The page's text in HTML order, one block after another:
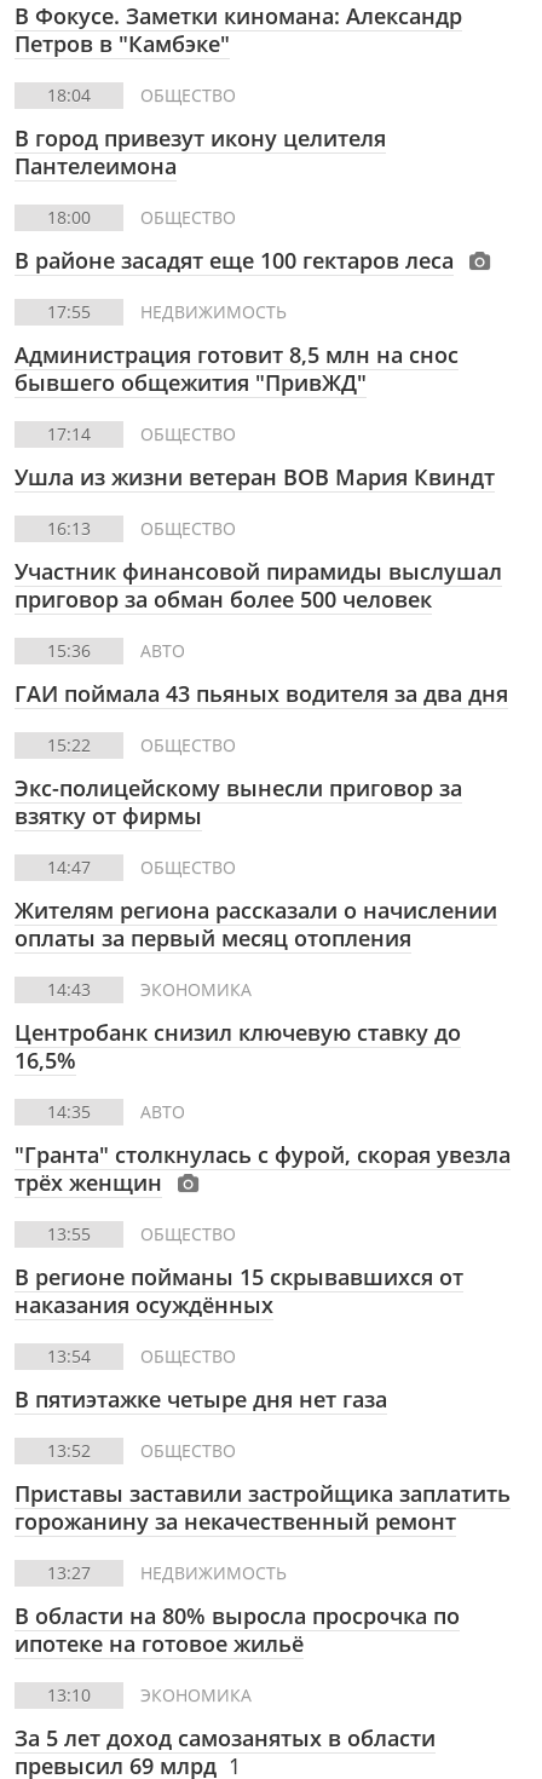
В Фокусе. Заметки киномана: Александр
Петров в "Камбэке"
18:04 ОБЩЕСТВО
В город привезут икону целителя
Пантелеимона
18:00 ОБЩЕСТВО
В районе засадят еще 100 гектаров леса
17:55 НЕДВИЖИМОСТЬ
Администрация готовит 8,5 млн на снос
бывшего общежития "ПривЖД"
17:14 ОБЩЕСТВО
Ушла из жизни ветеран ВОВ Мария Квиндт
16:13 ОБЩЕСТВО
Участник финансовой пирамиды выслушал
приговор за обман более 500 человек
15:36 АВТО
ГАИ поймала 43 пьяных водителя за два дня
15:22 ОБЩЕСТВО
Экс-полицейскому вынесли приговор за
взятку от фирмы
14:47 ОБЩЕСТВО
Жителям региона рассказали о начислении
оплаты за первый месяц отопления
14:43 ЭКОНОМИКА
Центробанк снизил ключевую ставку до
16,5%
14:35 АВТО
"Гранта" столкнулась с фурой, скорая увезла
трёх женщин
13:55 ОБЩЕСТВО
В регионе пойманы 15 скрывавшихся от
наказания осуждённых
13:54 ОБЩЕСТВО
В пятиэтажке четыре дня нет газа
13:52 ОБЩЕСТВО
Приставы заставили застройщика заплатить
горожанину за некачественный ремонт
13:27 НЕДВИЖИМОСТЬ
В области на 80% выросла просрочка по
ипотеке на готовое жильё
13:10 ЭКОНОМИКА
За 5 лет доход самозанятых в области
превысил 69 млрд 1